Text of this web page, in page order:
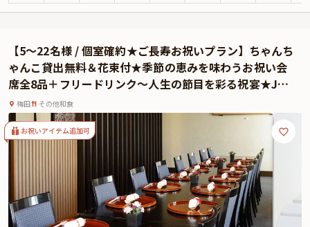
かけがえのない記念日に相応しい、洗練と落ち着きが調和した美食の体験を
「隨縁亭」がお届けいたします。
★Anny限定オプション★
本プランでは、Anny限定のギフトや花束、メッセージカードをお付けすること
ができます。メッセージカードは着席時に、ギフトはデザートタイムにご予約
主様にお渡し致しますので、サプライズ演出にお役立てください。とっておき
のお祝いシーンを心を込めてお手伝いさせていただきます。
【5〜22名様 / 個室確約★ご長寿お祝いプラン】ちゃんち
ゃんこ貸出無料＆花束付★季節の恵みを味わうお祝い会
席全8品＋フリードリンク〜人生の節目を彩る祝宴★JR
大阪駅徒歩3分・ホテルモントレ大阪
梅田 その他和食
お祝いアイテム追加可